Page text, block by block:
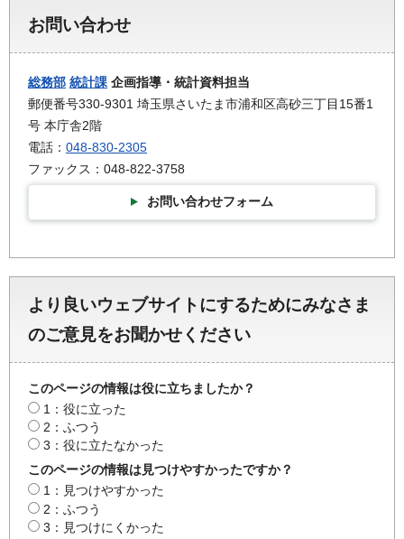
お問い合わせ
総務部 統計課 企画指導・統計資料担当
郵便番号330-9301 埼玉県さいたま市浦和区高砂三丁目15番1
号 本庁舎2階
電話： 048-830-2305
ファックス：048-822-3758
お問い合わせフォーム
より良いウェブサイトにするためにみなさま
のご意見をお聞かせください
このページの情報は役に立ちましたか？
1：役に立った
2：ふつう
3：役に立たなかった
このページの情報は見つけやすかったですか？
1：見つけやすかった
2：ふつう
3：見つけにくかった